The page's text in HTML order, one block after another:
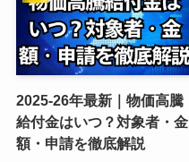
2025-26年最新｜物価高騰
給付金はいつ？対象者・金
額・申請を徹底解説